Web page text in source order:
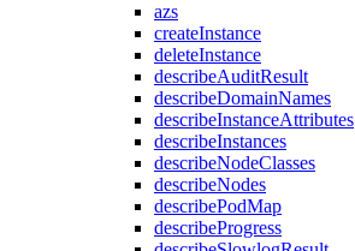
azs
createInstance
deleteInstance
describeAuditResult
describeDomainNames
describeInstanceAttributes
describeInstances
describeNodeClasses
describeNodes
describePodMap
describeProgress